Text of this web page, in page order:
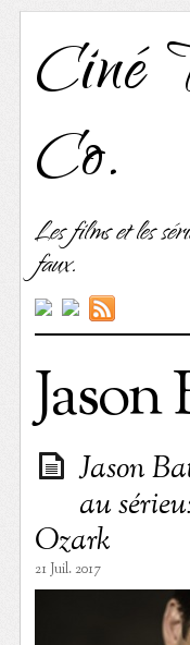
Ciné
Co.
Les films et les
faux.
Jason
Jason
au
Ozark
21 Juil. 2017